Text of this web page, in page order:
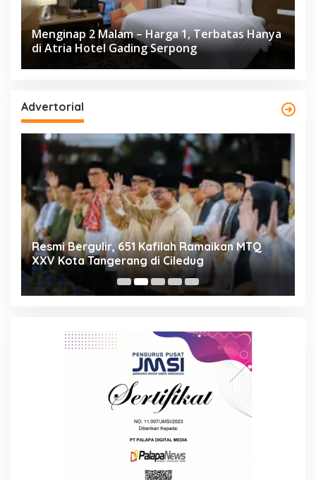
Menginap 2 Malam – Harga 1, Terbatas Hanya
di Atria Hotel Gading Serpong
Advertorial
Resmi Bergulir, 651 Kafilah Ramaikan MTQ
XXV Kota Tangerang di Ciledug